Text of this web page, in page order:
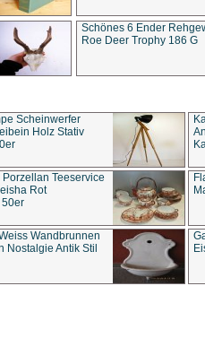
Schönes 6 Ender
Roe Deer Trophy 186 G
Scheinwerfer
Holz Stativ
Teeservice
Rot
Wandbrunnen
Nostalgie Antik Stil